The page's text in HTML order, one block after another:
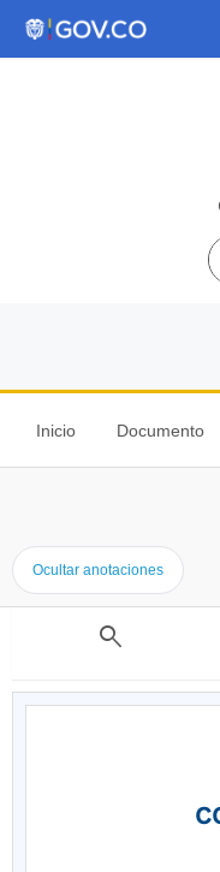
Inicio Documento
Ocultar anotaciones
search